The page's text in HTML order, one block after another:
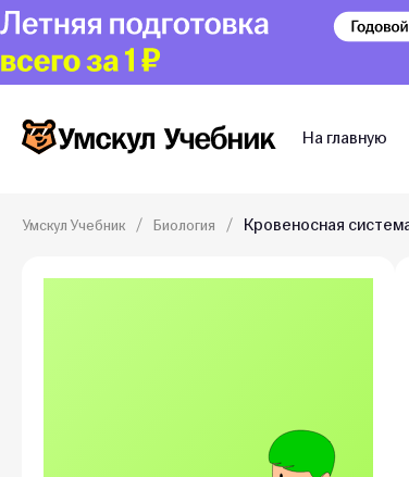
На главную
Умскул Учебник Биология Кровеносная